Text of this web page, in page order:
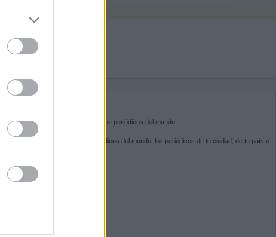
Kiosko.netes la puerta de entrada a los periódicos del mundo.
Navega por las portadas de los periódicos del mundo: los periódicos de tu ciudad, de tu país o
SÍGUENOS